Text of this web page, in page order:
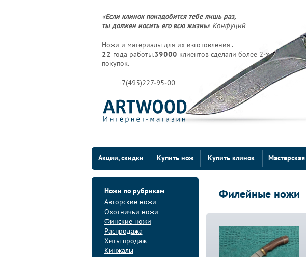
«Если клинок понадобится тебе лишь раз,
ты должен носить его всю жизнь» Конфуций
Ножи и материалы для их изготовления .
22 года работы.39000 клиентов сделали более 2-х
покупок.
+7(495)227-95-00
Акции, скидки Купить нож Купить клинок Мастерская
Ножи по рубрикам
Авторские ножи
Охотничьи ножи
Финские ножи
Распродажа
Хиты продаж
Кинжалы
Филейные ножи